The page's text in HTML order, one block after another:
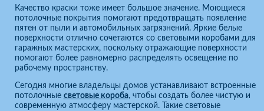
Качество краски тоже имеет большое значение. Моющиеся
потолочные покрытия помогают предотвращать появление
пятен от пыли и автомобильных загрязнений. Яркие белые
поверхности отлично сочетаются со световыми коробами для
гаражных мастерских, поскольку отражающие поверхности
помогают более равномерно распределять освещение по
рабочему пространству.
Сегодня многие владельцы домов устанавливают встроенные
потолочные световые короба, чтобы создать более чистую и
современную атмосферу мастерской. Такие световые